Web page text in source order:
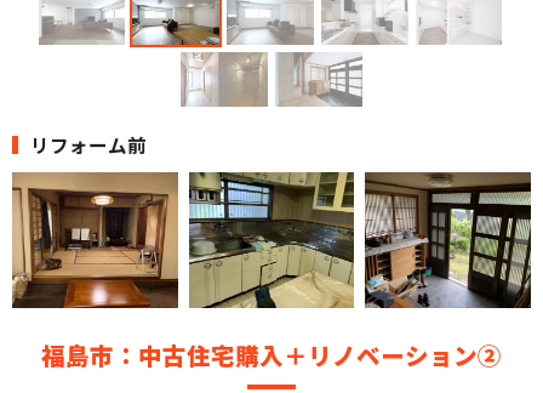
リフォーム前
福島市：中古住宅購入＋リノベーション②